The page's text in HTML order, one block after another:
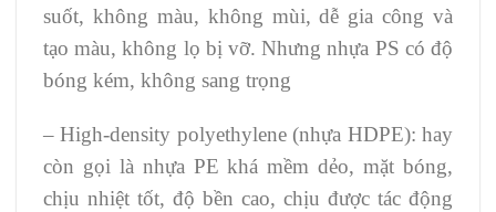
suốt, không màu, không mùi, dễ gia công và
tạo màu, không lọ bị vỡ. Nhưng nhựa PS có độ
bóng kém, không sang trọng
– High-density polyethylene (nhựa HDPE): hay
còn gọi là nhựa PE khá mềm dẻo, mặt bóng,
chịu nhiệt tốt, độ bền cao, chịu được tác động